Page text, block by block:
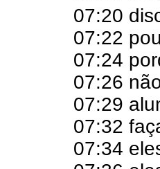
07:20
07:22
07:24
07:26
07:29
07:32
07:34